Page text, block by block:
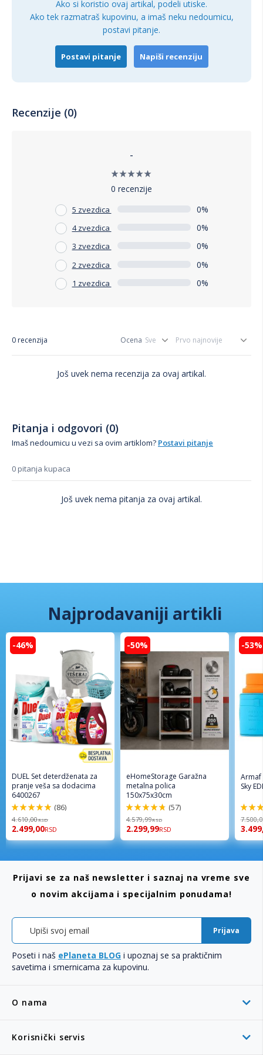
Ako si koristio ovaj artikal, podeli utiske.
Ako tek razmatraš kupovinu, a imaš neku nedoumicu,
postavi pitanje.
Postavi pitanje Napiši recenziju
Recenzije (0)
-
0 recenzije
5 zvezdica 0%
4 zvezdica 0%
3 zvezdica 0%
2 zvezdica 0%
1 zvezdica 0%
0 recenzija Ocena
Još uvek nema recenzija za ovaj artikal.
Pitanja i odgovori (0)
Imaš nedoumicu u vezi sa ovim artiklom? Postavi pitanje
0 pitanja kupaca
Još uvek nema pitanja za ovaj artikal.
Najprodavaniji artikli
-46%
DUEL Set deterdženata za
pranje veša sa dodacima
6400267
98%
(86)
4.610,00RSD
2.499,00RSD
-50%
eHomeStorage Garažna
metalna polica
150x75x30cm
96%
(57)
4.579,99RSD
2.299,99RSD
-53%
Armaf
Sky
94%
O nama
Korisnički servis
Prijavi se za naš newsletter i saznaj na vreme sve
o novim akcijama i specijalnim ponudama!
Prijava
Poseti i naš ePlaneta BLOG i upoznaj se sa praktičnim
savetima i smernicama za kupovinu.